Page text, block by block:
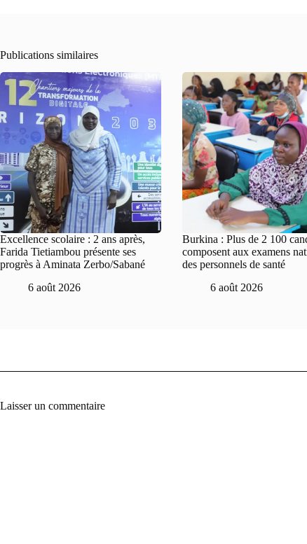
Publications similaires
Excellence scolaire : 2 ans après,
Farida Tietiambou présente ses
progrès à Aminata Zerbo/Sabané
6 août 2026
Burkina : Plus de 2 100
composent aux examens
des personnels de santé
6 août 2026
Laisser un commentaire